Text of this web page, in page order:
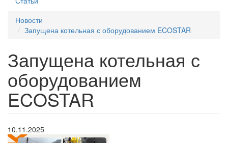
Новости
Запущена котельная с оборудованием ECOSTAR
Запущена котельная с
оборудованием
ECOSTAR
10.11.2025